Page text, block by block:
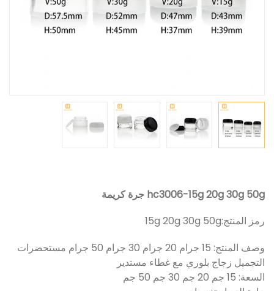
hc3006-15g 20g 30g 50g جرة كريمة
رمز المنتج:15g 20g 30g 50g
وصف المنتج: 15 جرام 20 جرام 30 جرام 50 جرام مستحضرات
التجميل زجاج بلوري مع غطاء مستدير
السعة: 15 جم 20 جم 30 جم 50 جم